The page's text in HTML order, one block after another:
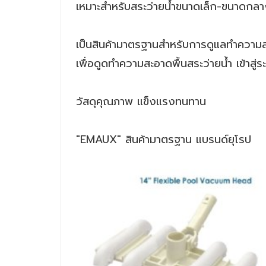
เหมาะสำหรับสระว่ายน้ำขนาดเล็ก-ขนาดกล
เป็นสินค้ามาตรฐานสำหรับการดูแลทำความ
เพื่อดูดทำความสะอาดพื้นสระว่ายน้ำ เข้าสู่
วัสดุคุณภาพ แข็งแรงทนทาน
"EMAUX" สินค้ามาตรฐาน แบรนด์ยุโรป